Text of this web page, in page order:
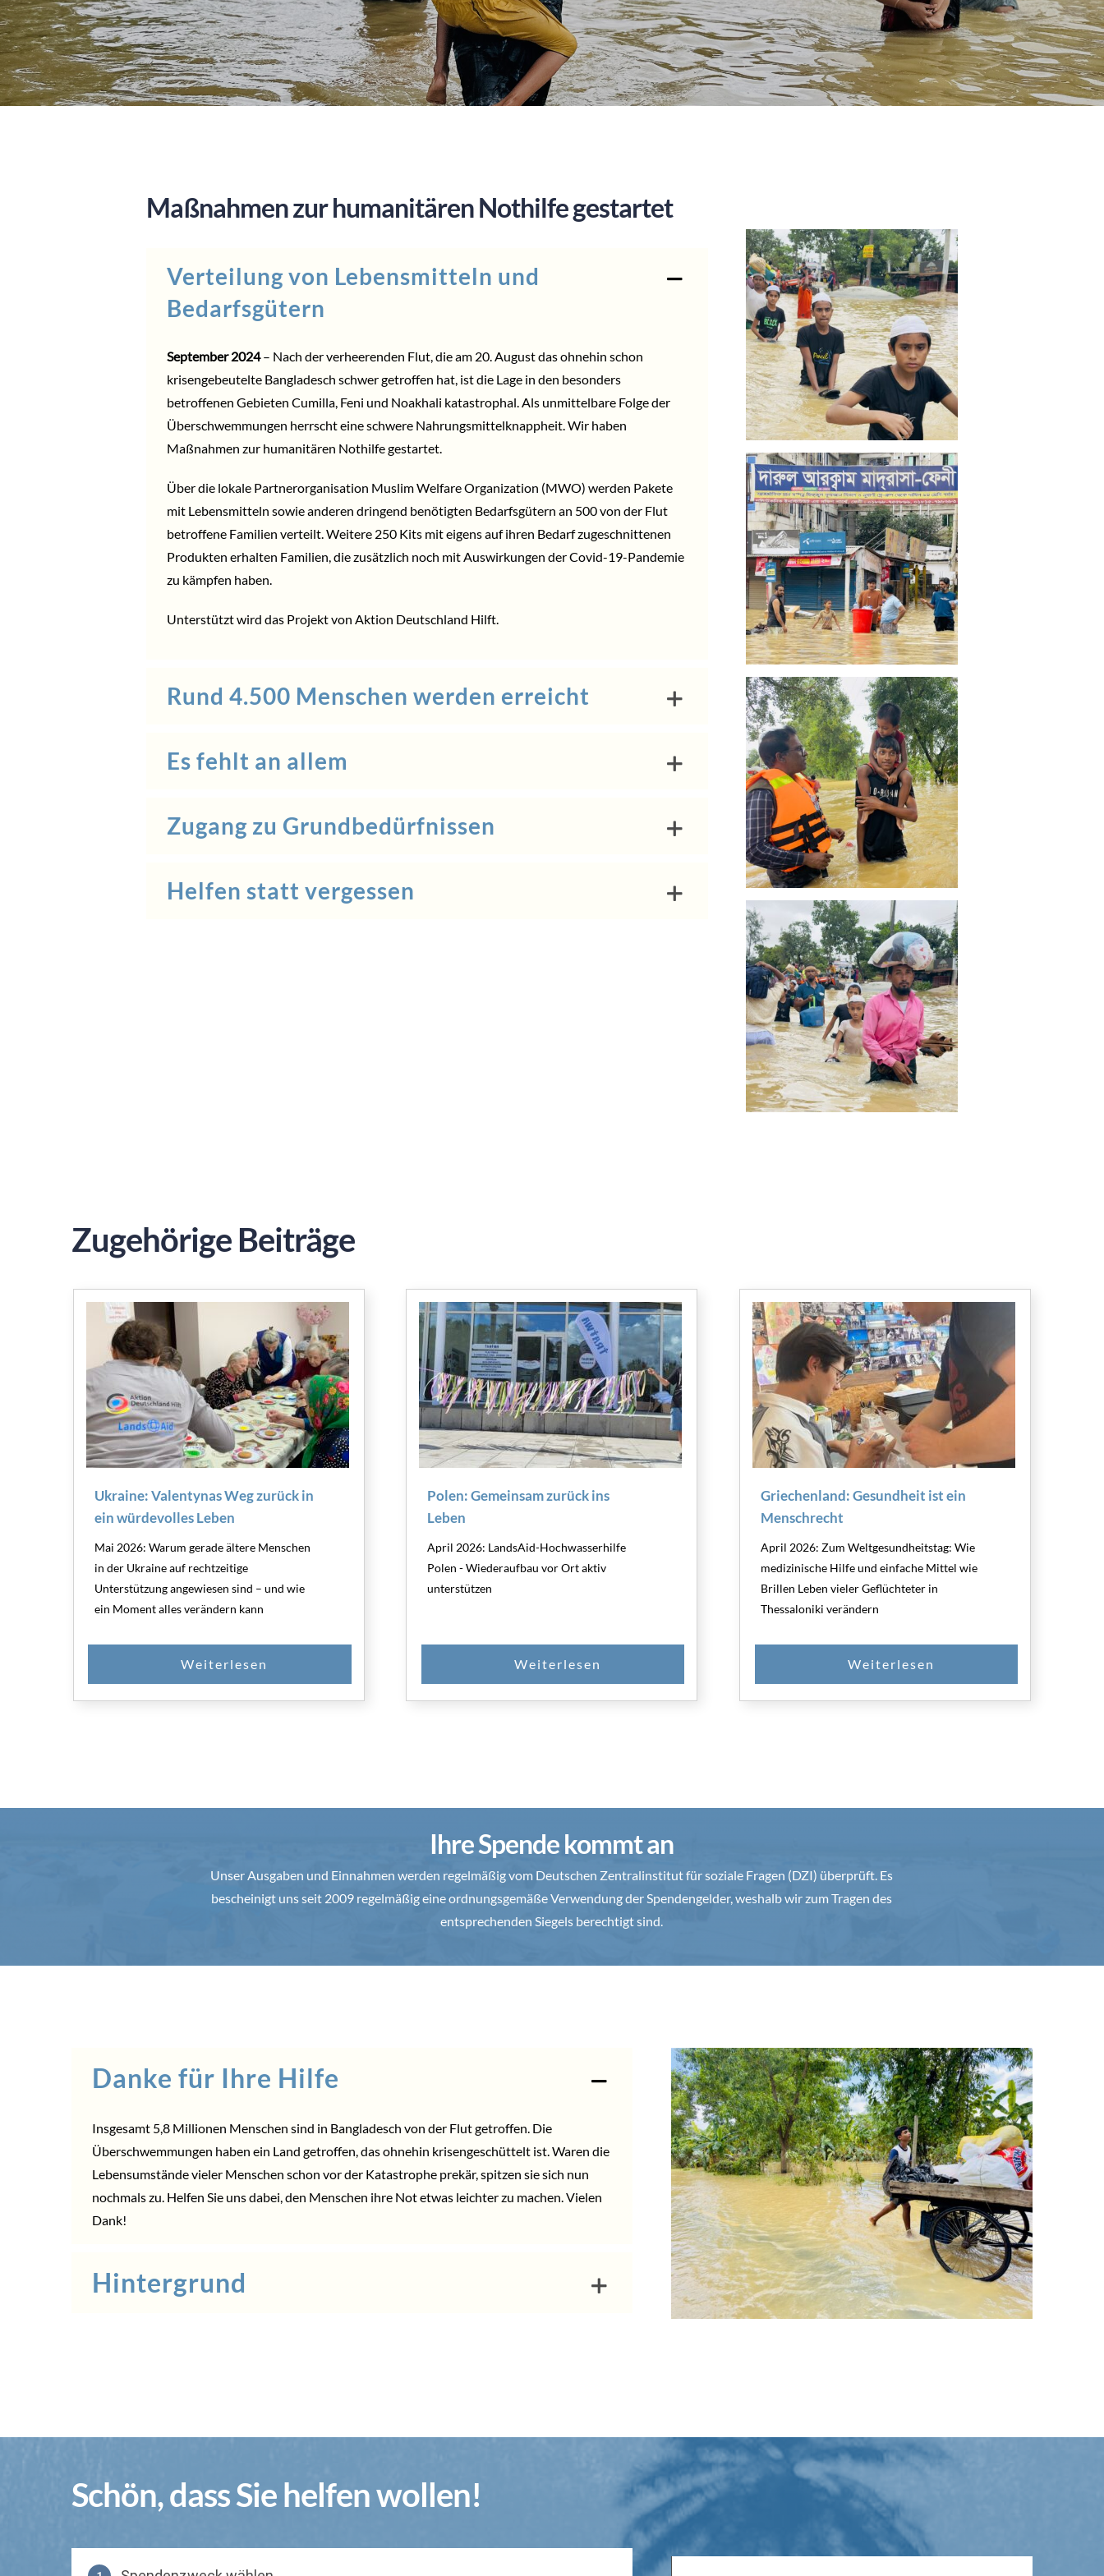
Maßnahmen zur humanitären Nothilfe gestartet
Verteilung von Lebensmitteln und
Bedarfsgütern
September 2024– Nach der verheerenden Flut, die am 20. August das ohnehin schon
krisengebeutelte Bangladesch schwer getroffen hat, ist die Lage in den besonders
betroffenen Gebieten Cumilla, Feni und Noakhali katastrophal. Als unmittelbare Folge der
Überschwemmungen herrscht eine schwere Nahrungsmittelknappheit. Wir haben
Maßnahmen zur humanitären Nothilfe gestartet.
Über die lokale Partnerorganisation Muslim Welfare Organization (MWO) werden Pakete
mit Lebensmitteln sowie anderen dringend benötigten Bedarfsgütern an 500 von der Flut
betroffene Familien verteilt. Weitere 250 Kits mit eigens auf ihren Bedarf zugeschnittenen
Produkten erhalten Familien, die zusätzlich noch mit Auswirkungen der Covid-19-Pandemie
zu kämpfen haben.
Unterstützt wird das Projekt vonAktion Deutschland Hilft.
Rund 4.500 Menschen werden erreicht
Es fehlt an allem
Zugang zu Grundbedürfnissen
Helfen statt vergessen
Zugehörige Beiträge
Ukraine: Valentynas Weg zurück in
ein würdevolles Leben
Mai 2026: Warum gerade ältere Menschen
in der Ukraine auf rechtzeitige
Unterstützung angewiesen sind – und wie
ein Moment alles verändern kann
Polen: Gemeinsam zurück ins
Leben
April 2026: LandsAid-Hochwasserhilfe
Polen - Wiederaufbau vor Ort aktiv
unterstützen
Griechenland: Gesundheit ist ein
Menschrecht
April 2026: Zum Weltgesundheitstag: Wie
medizinische Hilfe und einfache Mittel wie
Brillen Leben vieler Geflüchteter in
Thessaloniki verändern
Ihre Spende kommt an
Unser Ausgaben und Einnahmen werden regelmäßig vom Deutschen Zentralinstitut für soziale Fragen (DZI) überprüft. Es
bescheinigt uns seit 2009 regelmäßig eine ordnungsgemäße Verwendung der Spendengelder, weshalb wir zum Tragen des
entsprechenden Siegels berechtigt sind.
Danke für Ihre Hilfe
Insgesamt 5,8 Millionen Menschen sind in Bangladesch von der Flut getroffen. Die
Überschwemmungen haben ein Land getroffen, das ohnehin krisengeschüttelt ist. Waren die
Lebensumstände vieler Menschen schon vor der Katastrophe prekär, spitzen sie sich nun
nochmals zu. Helfen Sie uns dabei, den Menschen ihre Not etwas leichter zu machen. Vielen
Dank!
Hintergrund
Schön, dass Sie helfen wollen!